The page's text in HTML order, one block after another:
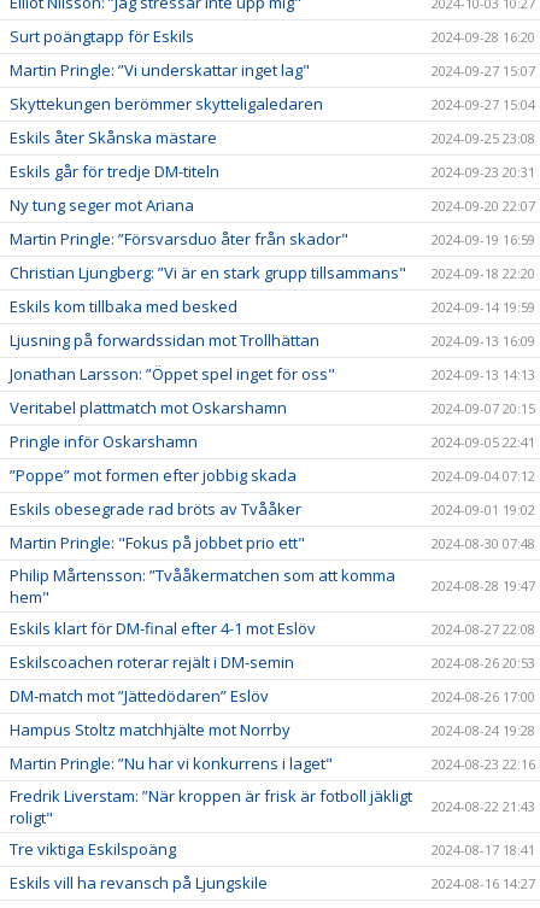
Surt poängtapp för Eskils 2024-09-28 16:20
Martin Pringle: ”Vi underskattar inget lag" 2024-09-27 15:07
Skyttekungen berömmer skytteligaledaren 2024-09-27 15:04
Eskils åter Skånska mästare 2024-09-25 23:08
Eskils går för tredje DM-titeln 2024-09-23 20:31
Ny tung seger mot Ariana 2024-09-20 22:07
Martin Pringle: ”Försvarsduo åter från skador" 2024-09-19 16:59
Christian Ljungberg: ”Vi är en stark grupp tillsammans" 2024-09-18 22:20
Eskils kom tillbaka med besked 2024-09-14 19:59
Ljusning på forwardssidan mot Trollhättan 2024-09-13 16:09
Jonathan Larsson: ”Öppet spel inget för oss" 2024-09-13 14:13
Veritabel plattmatch mot Oskarshamn 2024-09-07 20:15
Pringle inför Oskarshamn 2024-09-05 22:41
”Poppe” mot formen efter jobbig skada 2024-09-04 07:12
Eskils obesegrade rad bröts av Tvååker 2024-09-01 19:02
Martin Pringle: "Fokus på jobbet prio ett" 2024-08-30 07:48
Philip Mårtensson: ”Tvååkermatchen som att komma
hem"
2024-08-28 19:47
Eskils klart för DM-final efter 4-1 mot Eslöv 2024-08-27 22:08
Eskilscoachen roterar rejält i DM-semin 2024-08-26 20:53
DM-match mot ”Jättedödaren” Eslöv 2024-08-26 17:00
Hampus Stoltz matchhjälte mot Norrby 2024-08-24 19:28
Martin Pringle: ”Nu har vi konkurrens i laget" 2024-08-23 22:16
Fredrik Liverstam: ”När kroppen är frisk är fotboll jäkligt
roligt"
2024-08-22 21:43
Tre viktiga Eskilspoäng 2024-08-17 18:41
Eskils vill ha revansch på Ljungskile 2024-08-16 14:27